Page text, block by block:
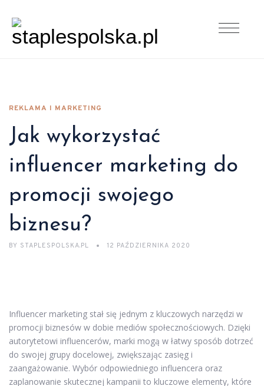
REKLAMA I MARKETING
Jak wykorzystać
influencer marketing do
promocji swojego
biznesu?
BY STAPLESPOLSKA.PL 12 PAŹDZIERNIKA 2020
Influencer marketing stał się jednym z kluczowych narzędzi w
promocji biznesów w dobie mediów społecznościowych. Dzięki
autorytetowi influencerów, marki mogą w łatwy sposób dotrzeć
do swojej grupy docelowej, zwiększając zasięg i
zaangażowanie. Wybór odpowiedniego influencera oraz
zaplanowanie skutecznej kampanii to kluczowe elementy, które